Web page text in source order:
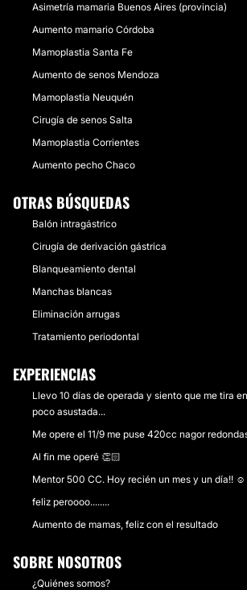
Asimetría mamaria Buenos Aires (provincia)
Aumento mamario Córdoba
Mamoplastia Santa Fe
Aumento de senos Mendoza
Mamoplastia Neuquén
Cirugía de senos Salta
Mamoplastia Corrientes
Aumento pecho Chaco
OTRAS BÚSQUEDAS
Balón intragástrico
Cirugía de derivación gástrica
Blanqueamiento dental
Manchas blancas
Eliminación arrugas
Tratamiento periodontal
EXPERIENCIAS
Llevo 10 días de operada y siento que me tira
poco asustada...
Me opere el 11/9 me puse 420cc nagor
Al fin me operé 👏🏻
Mentor 500 CC. Hoy recién un mes y un día!! ☺️
feliz peroooo........
Aumento de mamas, feliz con el resultado
SOBRE NOSOTROS
¿Quiénes somos?